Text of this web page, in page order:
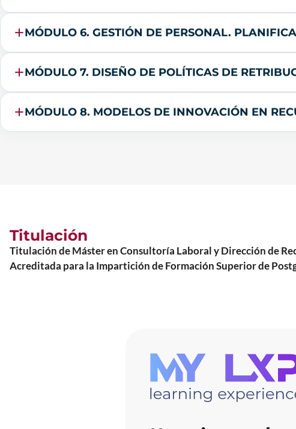
MÓDULO 6. GESTIÓN DE PERSONAL.
MÓDULO 7. DISEÑO DE POLÍTICAS DE
MÓDULO 8. MODELOS DE INNOVACIÓN EN
Titulación
Titulación de Máster en Consultoría Laboral y Dirección de
Acreditada para la Impartición de Formación Superior de